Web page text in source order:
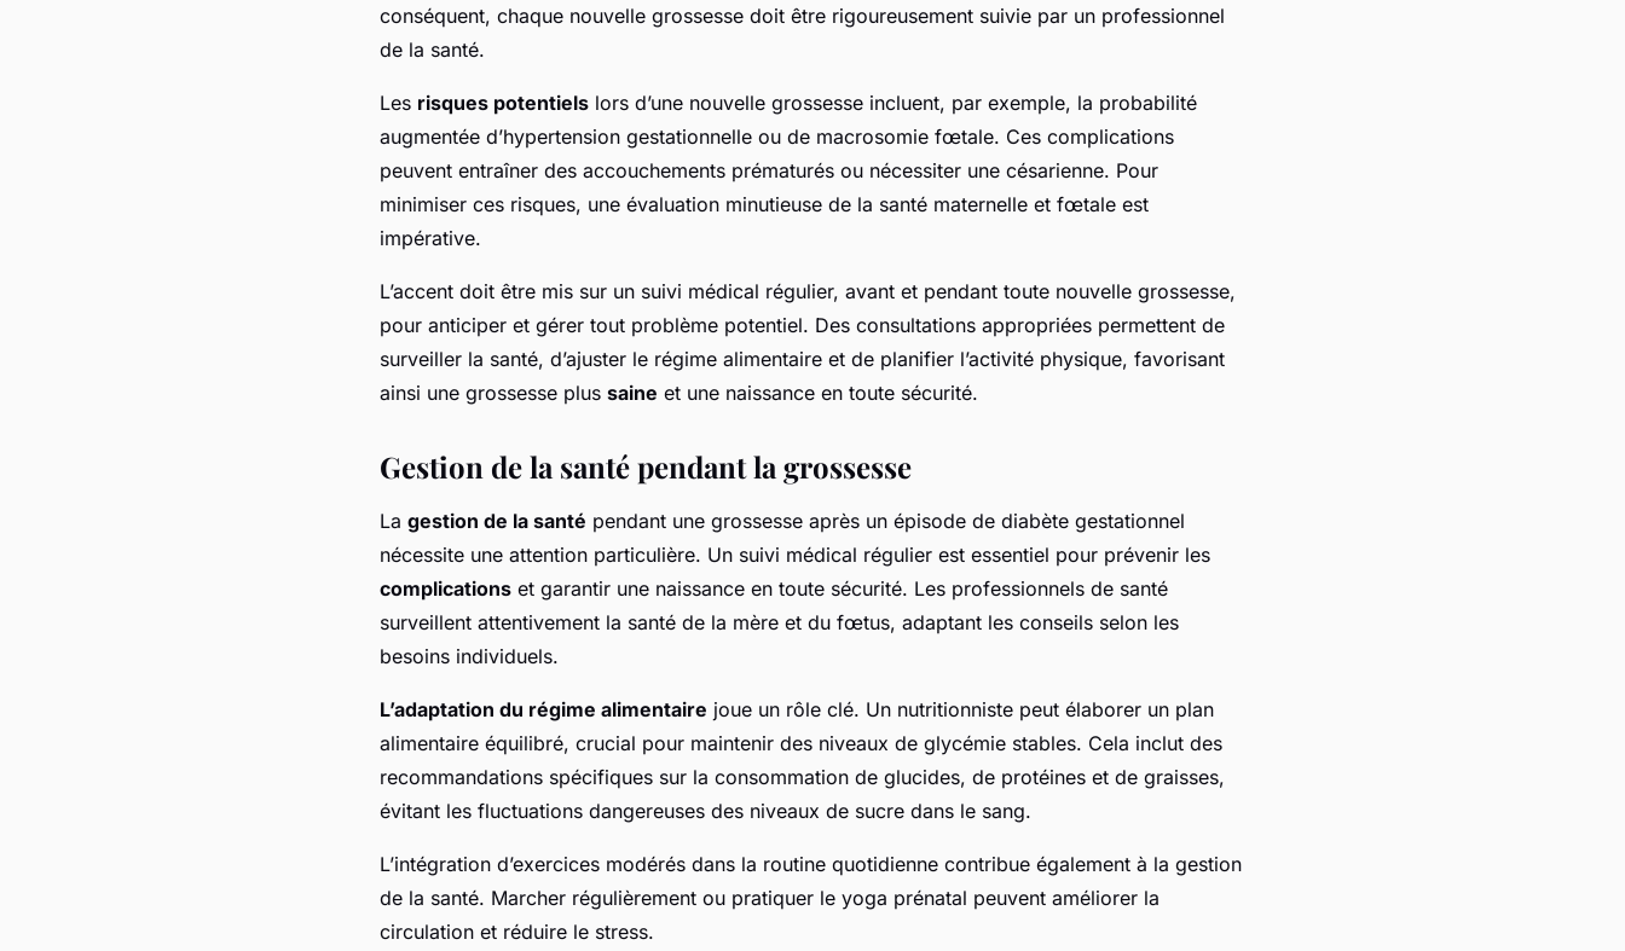
conséquent, chaque nouvelle grossesse doit être rigoureusement suivie par un professionnel
de la santé.
Les risques potentiels lors d’une nouvelle grossesse incluent, par exemple, la probabilité
augmentée d’hypertension gestationnelle ou de macrosomie fœtale. Ces complications
peuvent entraîner des accouchements prématurés ou nécessiter une césarienne. Pour
minimiser ces risques, une évaluation minutieuse de la santé maternelle et fœtale est
impérative.
L’accent doit être mis sur un suivi médical régulier, avant et pendant toute nouvelle grossesse,
pour anticiper et gérer tout problème potentiel. Des consultations appropriées permettent de
surveiller la santé, d’ajuster le régime alimentaire et de planifier l’activité physique, favorisant
ainsi une grossesse plus saine et une naissance en toute sécurité.
Gestion de la santé pendant la grossesse
La gestion de la santé pendant une grossesse après un épisode de diabète gestationnel
nécessite une attention particulière. Un suivi médical régulier est essentiel pour prévenir les
complications et garantir une naissance en toute sécurité. Les professionnels de santé
surveillent attentivement la santé de la mère et du fœtus, adaptant les conseils selon les
besoins individuels.
L’adaptation du régime alimentaire joue un rôle clé. Un nutritionniste peut élaborer un plan
alimentaire équilibré, crucial pour maintenir des niveaux de glycémie stables. Cela inclut des
recommandations spécifiques sur la consommation de glucides, de protéines et de graisses,
évitant les fluctuations dangereuses des niveaux de sucre dans le sang.
L’intégration d’exercices modérés dans la routine quotidienne contribue également à la gestion
de la santé. Marcher régulièrement ou pratiquer le yoga prénatal peuvent améliorer la
circulation et réduire le stress.